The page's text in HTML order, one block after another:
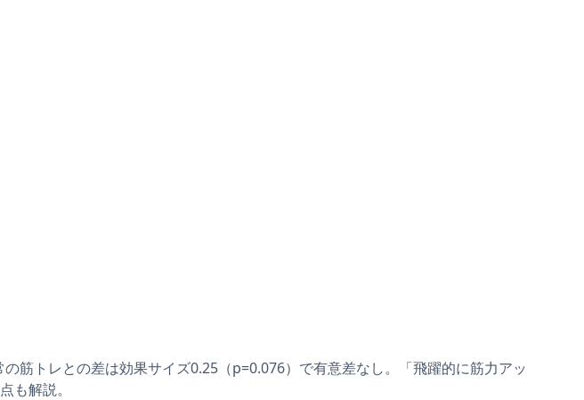
筋トレとの差は効果サイズ0.25（p=0.076）で有意差なし。「飛躍的に筋力アッ
も解説。